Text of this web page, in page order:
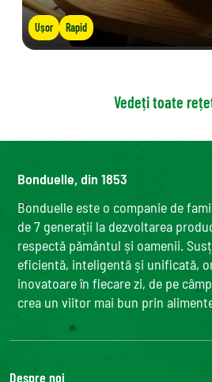
Ușor Rapid
Vedeți toate
Bonduelle, din 1853
Bonduelle este o companie de
de 7 generații la dezvoltarea
respectă pământul și oamenii.
eficientă, inteligentă și unificată,
inovatoare în fiecare zi, de pe
crea un viitor mai bun prin
Despre noi